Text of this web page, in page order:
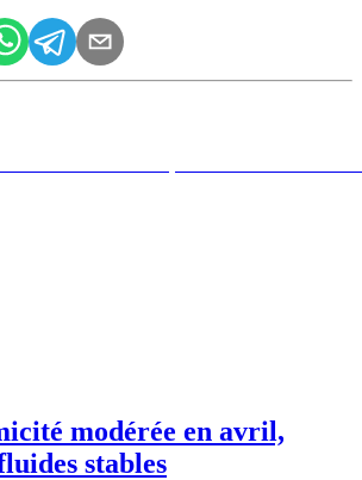
modérée en avril,
stables